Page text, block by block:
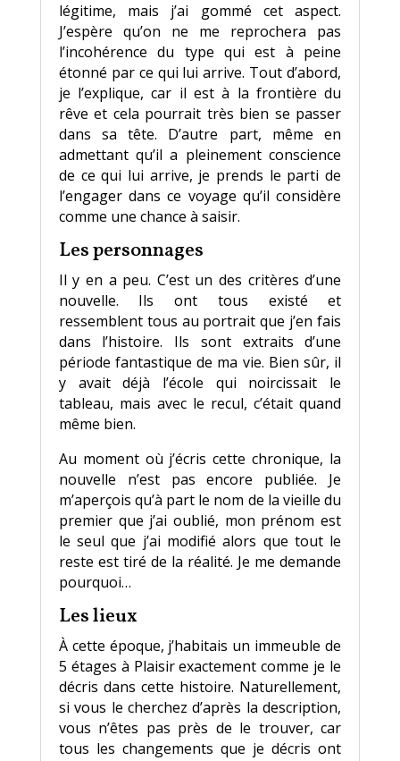
légitime, mais j’ai gommé cet aspect.
J’espère qu’on ne me reprochera pas
l’incohérence du type qui est à peine
étonné par ce qui lui arrive. Tout d’abord,
je l’explique, car il est à la frontière du
rêve et cela pourrait très bien se passer
dans sa tête. D’autre part, même en
admettant qu’il a pleinement conscience
de ce qui lui arrive, je prends le parti de
l’engager dans ce voyage qu’il considère
comme une chance à saisir.
Les personnages
Il y en a peu. C’est un des critères d’une
nouvelle. Ils ont tous existé et
ressemblent tous au portrait que j’en fais
dans l’histoire. Ils sont extraits d’une
période fantastique de ma vie. Bien sûr, il
y avait déjà l’école qui noircissait le
tableau, mais avec le recul, c’était quand
même bien.
Au moment où j’écris cette chronique, la
nouvelle n’est pas encore publiée. Je
m’aperçois qu’à part le nom de la vieille du
premier que j’ai oublié, mon prénom est
le seul que j’ai modifié alors que tout le
reste est tiré de la réalité. Je me demande
pourquoi…
Les lieux
À cette époque, j’habitais un immeuble de
5 étages à Plaisir exactement comme je le
décris dans cette histoire. Naturellement,
si vous le cherchez d’après la description,
vous n’êtes pas près de le trouver, car
tous les changements que je décris ont